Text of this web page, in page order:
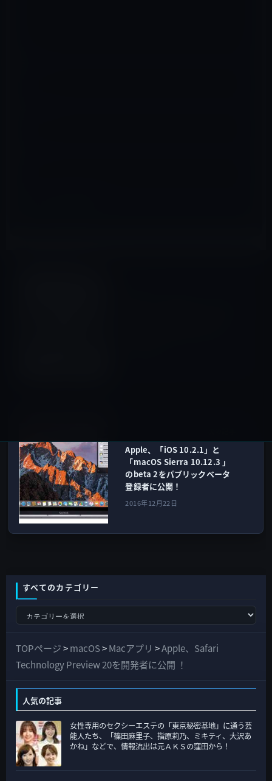
Apple、「iOS 10.2.1」と
「macOS Sierra 10.12.3 」
のbeta 2をパブリックベータ
登録者に公開！
2016年12月22日
すべてのカテゴリー
て
の
ゴ
リ
ー
TOPページ>macOS>Macアプリ >Apple、Safari
Technology Preview 20を開発者に公開 ！
人気の記事
女性専用のセクシーエステの「東京秘密基地」に通う芸
能人たち、「篠田麻里子、指原莉乃、ミキティ、大沢あ
かね」などで、情報流出は元ＡＫＳの窪田から！